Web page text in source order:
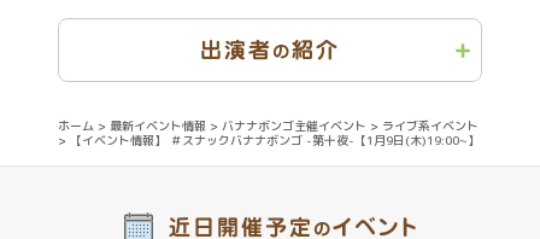
出演者 の紹介
ホーム > 最新イベント情報 >バナナボンゴ主催イベント > ライブ系イベント
>
【イベント情報】 ＃スナックバナナボンゴ -第十夜-【1月9日(木)19:00~】
近日開催予定 のイベント